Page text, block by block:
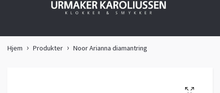
Hjem Produkter Noor Arianna diamantring